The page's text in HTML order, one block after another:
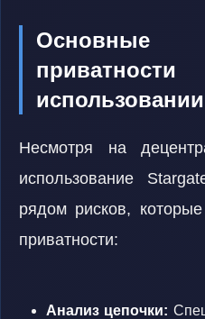
Несмотря на
использование
рядом рисков,
приватности:
Анализ цепочки: